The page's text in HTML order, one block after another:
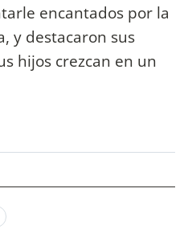
encantados por la
y destacaron sus
hijos crezcan en un